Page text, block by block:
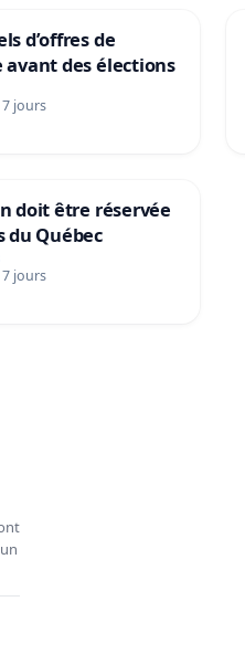
d’offres de
des élections
jours
doit être réservée
du Québec
jours